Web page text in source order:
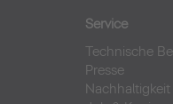
Service
Technische
Presse
Nachhaltigkeit